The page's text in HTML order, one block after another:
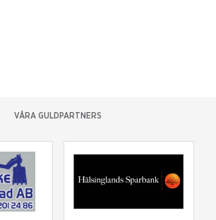
VÅRA GULDPARTNERS